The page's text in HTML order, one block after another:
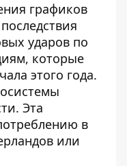
графиков
ударов по
которые
этого года.
Эта
в
или